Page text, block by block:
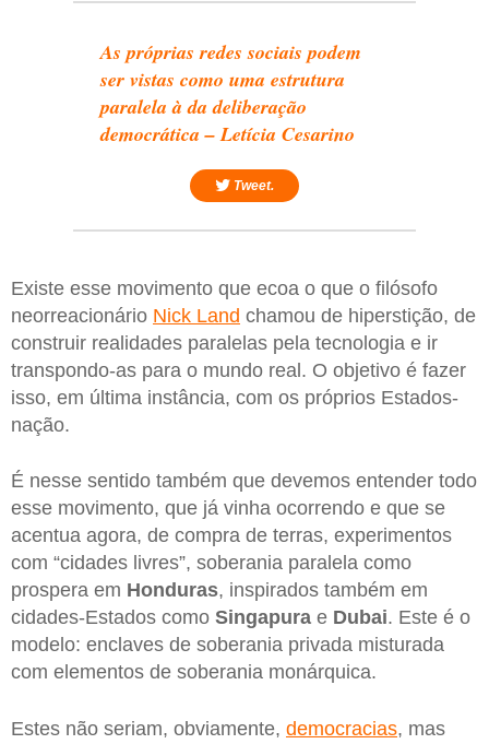
As próprias redes sociais podem
ser vistas como uma estrutura
paralela à da deliberação
democrática – Letícia Cesarino
Tweet.
Existe esse movimento que ecoa o que o filósofo
neorreacionário Nick Land chamou de hiperstição, de
construir realidades paralelas pela tecnologia e ir
transpondo-as para o mundo real. O objetivo é fazer
isso, em última instância, com os próprios Estados-
nação.
É nesse sentido também que devemos entender todo
esse movimento, que já vinha ocorrendo e que se
acentua agora, de compra de terras, experimentos
com “cidades livres”, soberania paralela como
prospera em Honduras, inspirados também em
cidades-Estados como Singapura e Dubai. Este é o
modelo: enclaves de soberania privada misturada
com elementos de soberania monárquica.
Estes não seriam, obviamente, democracias, mas